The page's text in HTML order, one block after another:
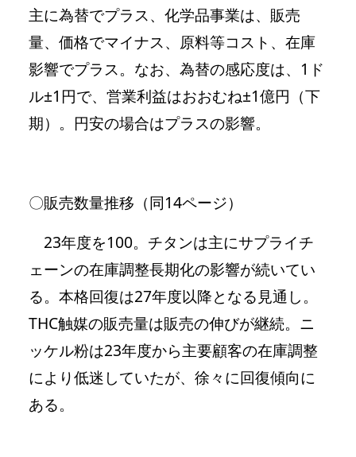
主に為替でプラス、化学品事業は、販売
量、価格でマイナス、原料等コスト、在庫
影響でプラス。なお、為替の感応度は、1ド
ル±1円で、営業利益はおおむね±1億円（下
期）。円安の場合はプラスの影響。
〇販売数量推移（同14ページ）
23年度を100。チタンは主にサプライチ
ェーンの在庫調整長期化の影響が続いてい
る。本格回復は27年度以降となる見通し。
THC触媒の販売量は販売の伸びが継続。ニ
ッケル粉は23年度から主要顧客の在庫調整
により低迷していたが、徐々に回復傾向に
ある。